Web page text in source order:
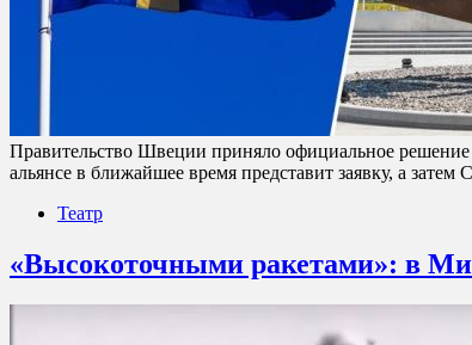
Правительство Швеции приняло официальное
альянсе в ближайшее время представит заявку, а
Театр
«Высокоточными ракетами»: в